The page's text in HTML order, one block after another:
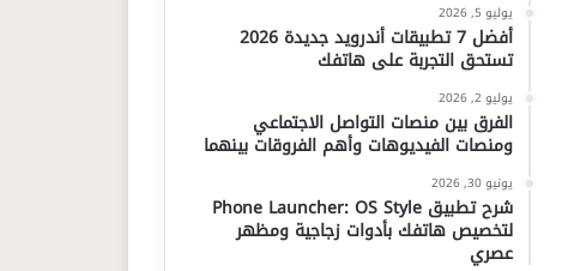
يوليو 5, 2026
أفضل 7 تطبيقات أندرويد جديدة 2026
تستحق التجربة على هاتفك
يوليو 2, 2026
الفرق بين منصات التواصل الاجتماعي
ومنصات الفيديوهات وأهم الفروقات بينهما
يونيو 30, 2026
شرح تطبيق Phone Launcher: OS Style
لتخصيص هاتفك بأدوات زجاجية ومظهر
عصري